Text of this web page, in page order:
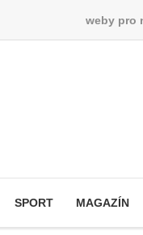
weby pro
SPORT MAGAZÍN